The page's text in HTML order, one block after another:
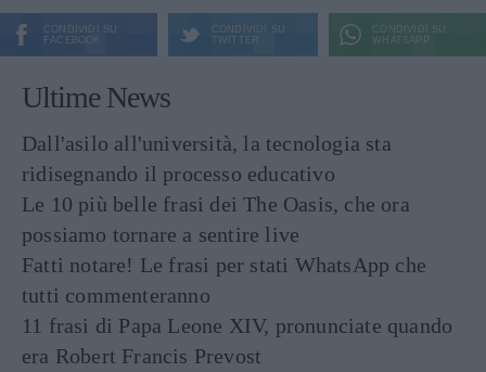
CONDIVIDI SU
FACEBOOK
CONDIVIDI SU
TWITTER
CONDIVIDI SU
WHATSAPP
Ultime News
Dall'asilo all'università, la tecnologia sta
ridisegnando il processo educativo
Le 10 più belle frasi dei The Oasis, che ora
possiamo tornare a sentire live
Fatti notare! Le frasi per stati WhatsApp che
tutti commenteranno
11 frasi di Papa Leone XIV, pronunciate quando
era Robert Francis Prevost